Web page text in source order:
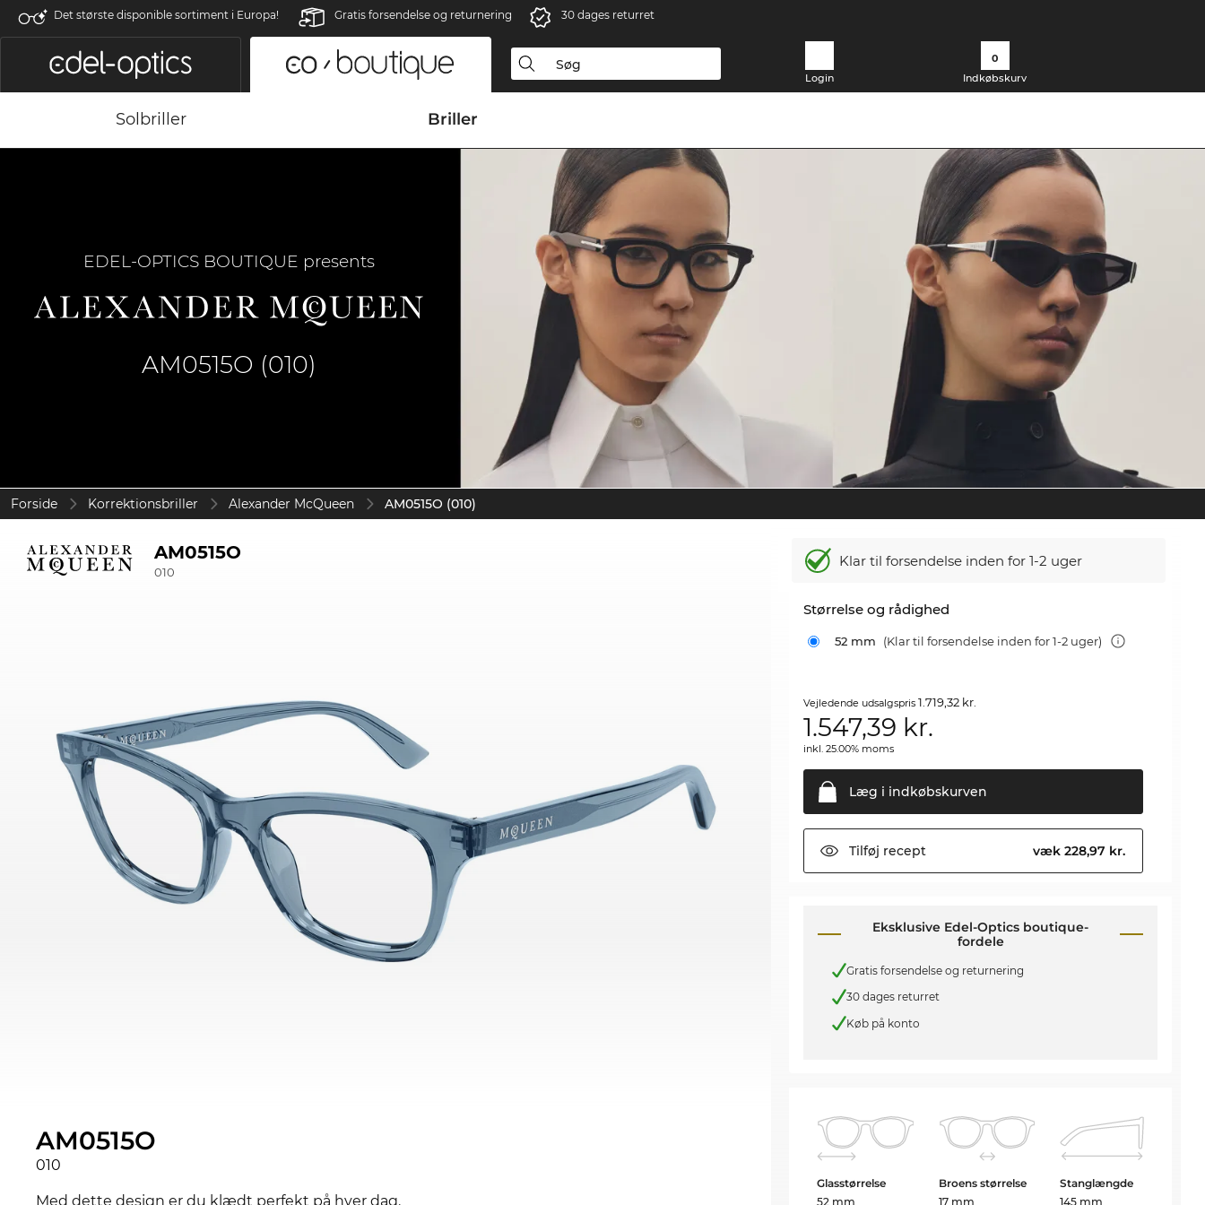
Det største disponible sortiment i Europa! Gratis forsendelse og returnering 30 dages returret
Login
0
Indkøbskurv
Solbriller Briller
AM0515O (010)
EDEL-OPTICS BOUTIQUE presents
Forside Korrektionsbriller Alexander McQueen AM0515O (010)
AM0515O
010
AM0515O
010
Med dette design er du klædt perfekt på hver dag.
Klar til forsendelse inden for 1-2 uger
Størrelse og rådighed
52 mm (Klar til forsendelse inden for 1-2 uger)
Vejledende udsalgspris1.719,32 kr.
1.547,39 kr.
inkl. 25.00% moms
Læg i indkøbskurven
Tilføj recept væk 228,97 kr.
Eksklusive Edel-Optics boutique-
fordele
Gratis forsendelse og returnering
30 dages returret
Køb på konto
Glasstørrelse
52 mm
Broens størrelse
17 mm
Stanglængde
145 mm